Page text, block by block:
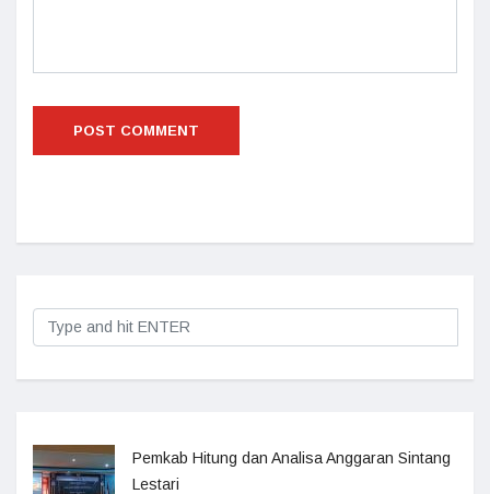
Pemkab Hitung dan Analisa Anggaran Sintang
Lestari